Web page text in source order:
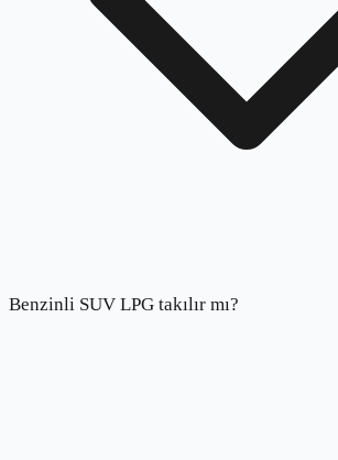
Benzinli SUV LPG takılır mı?